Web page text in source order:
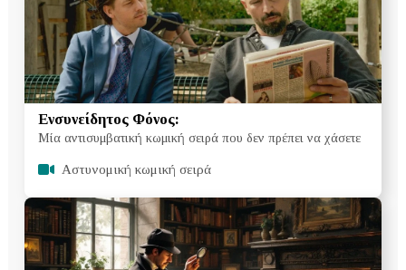
Ενσυνείδητος Φόνος:
Μία αντισυμβατική κωμική σειρά που δεν πρέπει να χάσετε
Aστυνομική κωμική σειρά